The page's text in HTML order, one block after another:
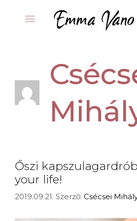
Őszi
your life!
2019.09.21. Szerző: Csécsei